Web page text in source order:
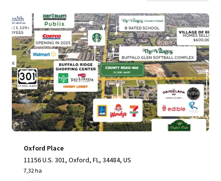
Oxford Place
11156 U.S. 301, Oxford, FL, 34484, US
7,32 ha